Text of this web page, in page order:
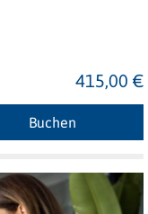
415,00 €
Buchen